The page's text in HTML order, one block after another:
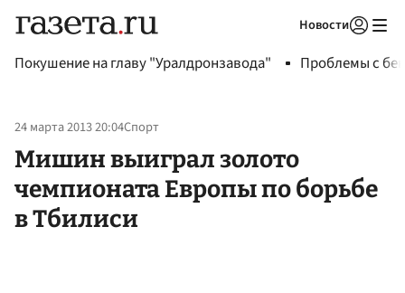
Новости
Покушение на главу "Уралдронзавода" Проблемы с
24 марта 2013 20:04Спорт
Мишин выиграл золото
чемпионата Европы по борьбе
в Тбилиси